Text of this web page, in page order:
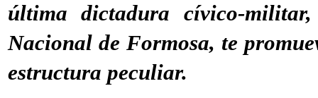
última dictadura cívico-
Nacional de Formosa, te
estructura peculiar.